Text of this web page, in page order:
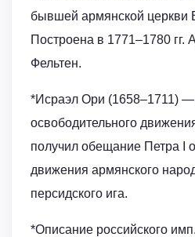
бывшей армянской церкви
Построена в 1771–1780 гг.
Фельтен.
*Исраэл Ори (1658–1711) —
освободительного
получил обещание Петра I
движения армянского
персидского ига.
*Описание российского